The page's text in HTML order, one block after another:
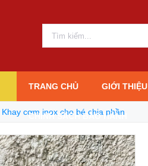
TRANG CHỦ GIỚI THIỆU
CHÍNH SÁCH BẢO HÀNH
Khay cơm inox cho bé chia phần